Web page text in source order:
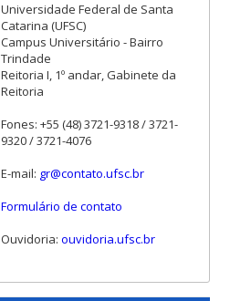
Universidade Federal de Santa
Catarina (UFSC)
Campus Universitário - Bairro
Trindade
Reitoria I, 1º andar, Gabinete da
Reitoria
Fones: +55 (48) 3721-9318 / 3721-
9320 / 3721-4076
E-mail: gr@contato.ufsc.br
Formulário de contato
Ouvidoria: ouvidoria.ufsc.br